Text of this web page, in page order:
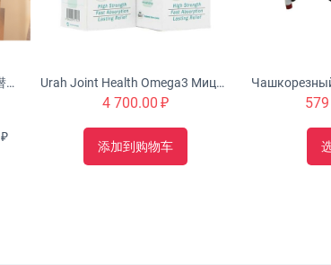
投资 UDMPAY：具有全球增长潜力的微型企业的革命性解决方案
₽
Urah Joint Health Omega3 Мицеллярный крем с глюкозамином питает, омолаживает и укрепляет суставы
4 700.00 ₽
添加到购物车